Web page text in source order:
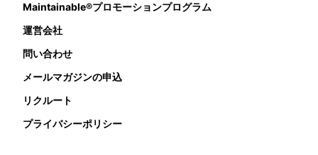
Maintainable®プロモーションプログラム
運営会社
問い合わせ
メールマガジンの申込
リクルート
プライバシーポリシー